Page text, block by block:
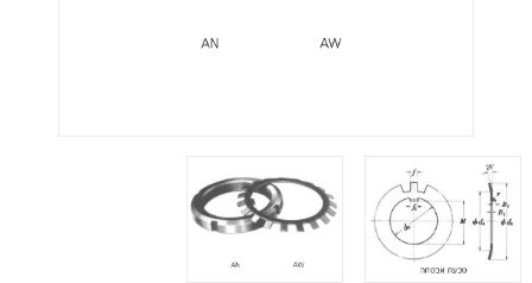
פיקוד ובקרה
רשתות ואביזרי מסוע